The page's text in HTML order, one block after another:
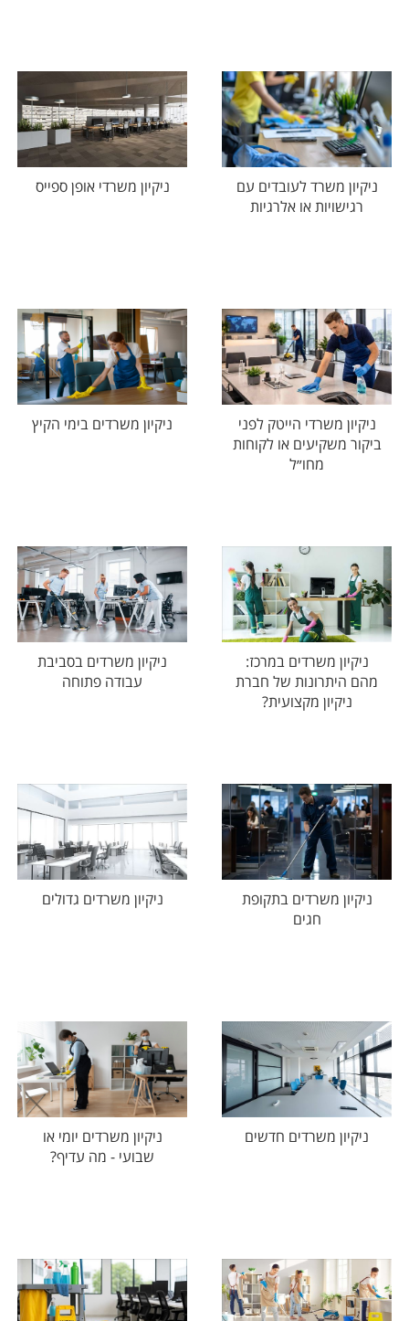
ניקיון משרד לעובדים עם
רגישויות או אלרגיות
ניקיון משרדי אופן ספייס
ניקיון משרדי הייטק לפני
ביקור משקיעים או לקוחות
מחו״ל
ניקיון משרדים בימי הקיץ
ניקיון משרדים במרכז:
מהם היתרונות של חברת
ניקיון מקצועית?
ניקיון משרדים בסביבת
עבודה פתוחה
ניקיון משרדים בתקופת
חגים
ניקיון משרדים גדולים
ניקיון משרדים חדשים
ניקיון משרדים יומי או
שבועי - מה עדיף?